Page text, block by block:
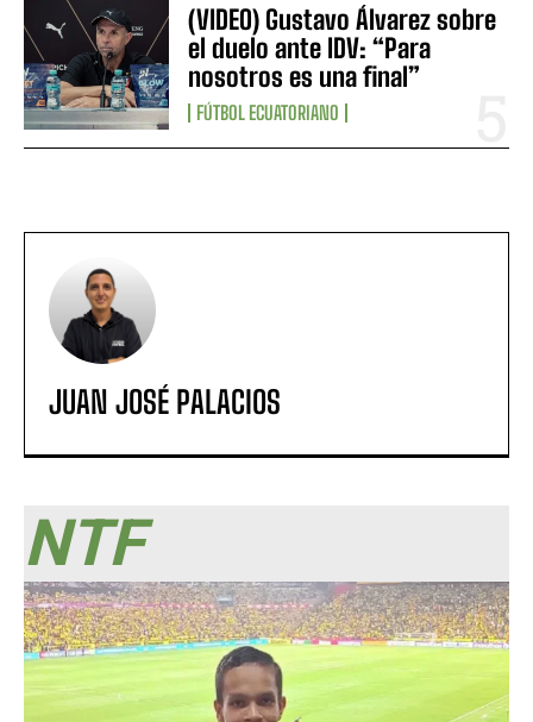
(VIDEO) Gustavo Álvarez sobre
el duelo ante IDV: “Para
nosotros es una final”
FÚTBOL ECUATORIANO
JUAN JOSÉ PALACIOS
NTF